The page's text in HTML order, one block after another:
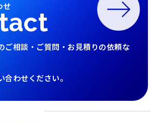
せ
ご相談・ご質問・お見積りの依頼な
合わせください。